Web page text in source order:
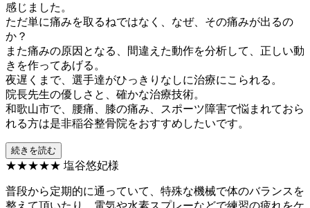
感じました。
ただ単に痛みを取るねではなく、なぜ、その痛みが出るの
か？
また痛みの原因となる、間違えた動作を分析して、正しい動
きを作ってあげる。
夜遅くまで、選手達がひっきりなしに治療にこられる。
院長先生の優しさと、確かな治療技術。
和歌山市で、腰痛、膝の痛み、スポーツ障害で悩まれておら
れる方は是非稲谷整骨院をおすすめしたいです。
続きを読む
★★★★★ 塩谷悠妃様
普段から定期的に通っていて、特殊な機械で体のバランスを
整えて頂いたり、電気や水素スプレーなどで練習の疲れをケ